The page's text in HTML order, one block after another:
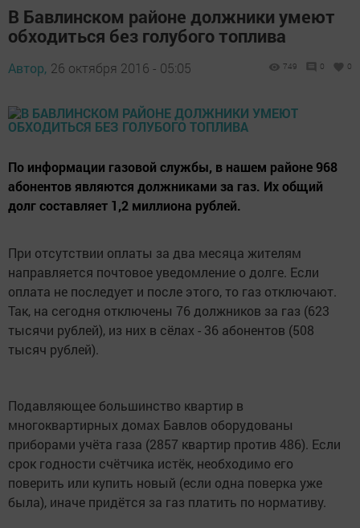
В Бавлинском районе должники умеют
обходиться без голубого топлива
Автор, 26 октября 2016 - 05:05 749 0 0
По информации газовой службы, в нашем районе 968
абонентов являются должниками за газ. Их общий
долг составляет 1,2 миллиона рублей.
При отсутствии оплаты за два месяца жителям
направляется почтовое уведомление о долге. Если
оплата не последует и после этого, то газ отключают.
Так, на сегодня отключены 76 должников за газ (623
тысячи рублей), из них в сёлах - 36 абонентов (508
тысяч рублей).
Подавляющее большинство квартир в
многоквартирных домах Бавлов оборудованы
приборами учёта газа (2857 квартир против 486). Если
срок годности счётчика истёк, необходимо его
поверить или купить новый (если одна поверка уже
была), иначе придётся за газ платить по нормативу.